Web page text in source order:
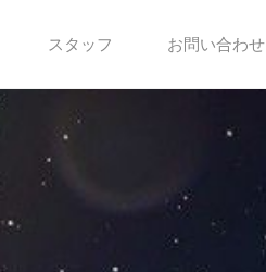
スタッフ お問い合わせ